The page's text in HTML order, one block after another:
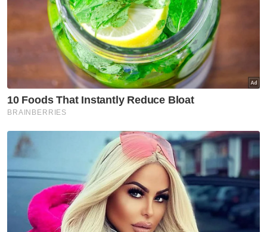
kali setahun pada setiap Jumaat, pada tahun
hadapan.